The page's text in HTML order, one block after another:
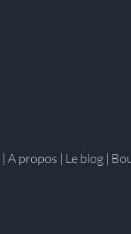
| A propos | Le blog |